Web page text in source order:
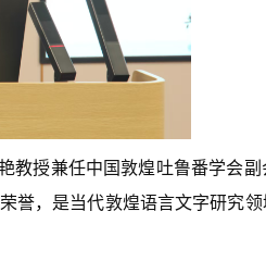
授兼任中国敦煌吐鲁番学会
誉，是当代敦煌语言文字研究